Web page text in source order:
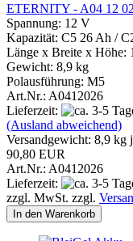
ETERNITY - A04 12
Spannung: 12 V
Kapazität: C5 26 Ah /
Länge x Breite x Höhe:
Gewicht: 8,9 kg
Polausführung: M5
Art.Nr.: A0412026
Lieferzeit:
(Ausland abweichend)
Versandgewicht: 8,9 kg
90,80 EUR
Art.Nr.: A0412026
Lieferzeit:
zzgl. MwSt. zzgl.
In den Warenkorb